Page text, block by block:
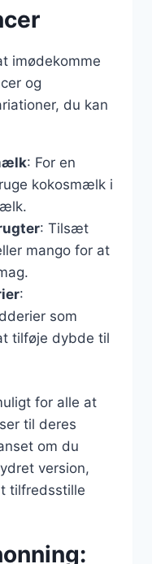
imødekomme
og
du kan
: For en
kokosmælk i
: Tilsæt
mango for at
:
som
tilføje dybde til
for alle at
til deres
om du
version,
tilfredsstille